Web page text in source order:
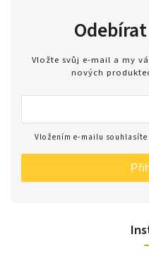
Vložte svůj e-mail a my
nových
Vložením e-mailu souhlasíte